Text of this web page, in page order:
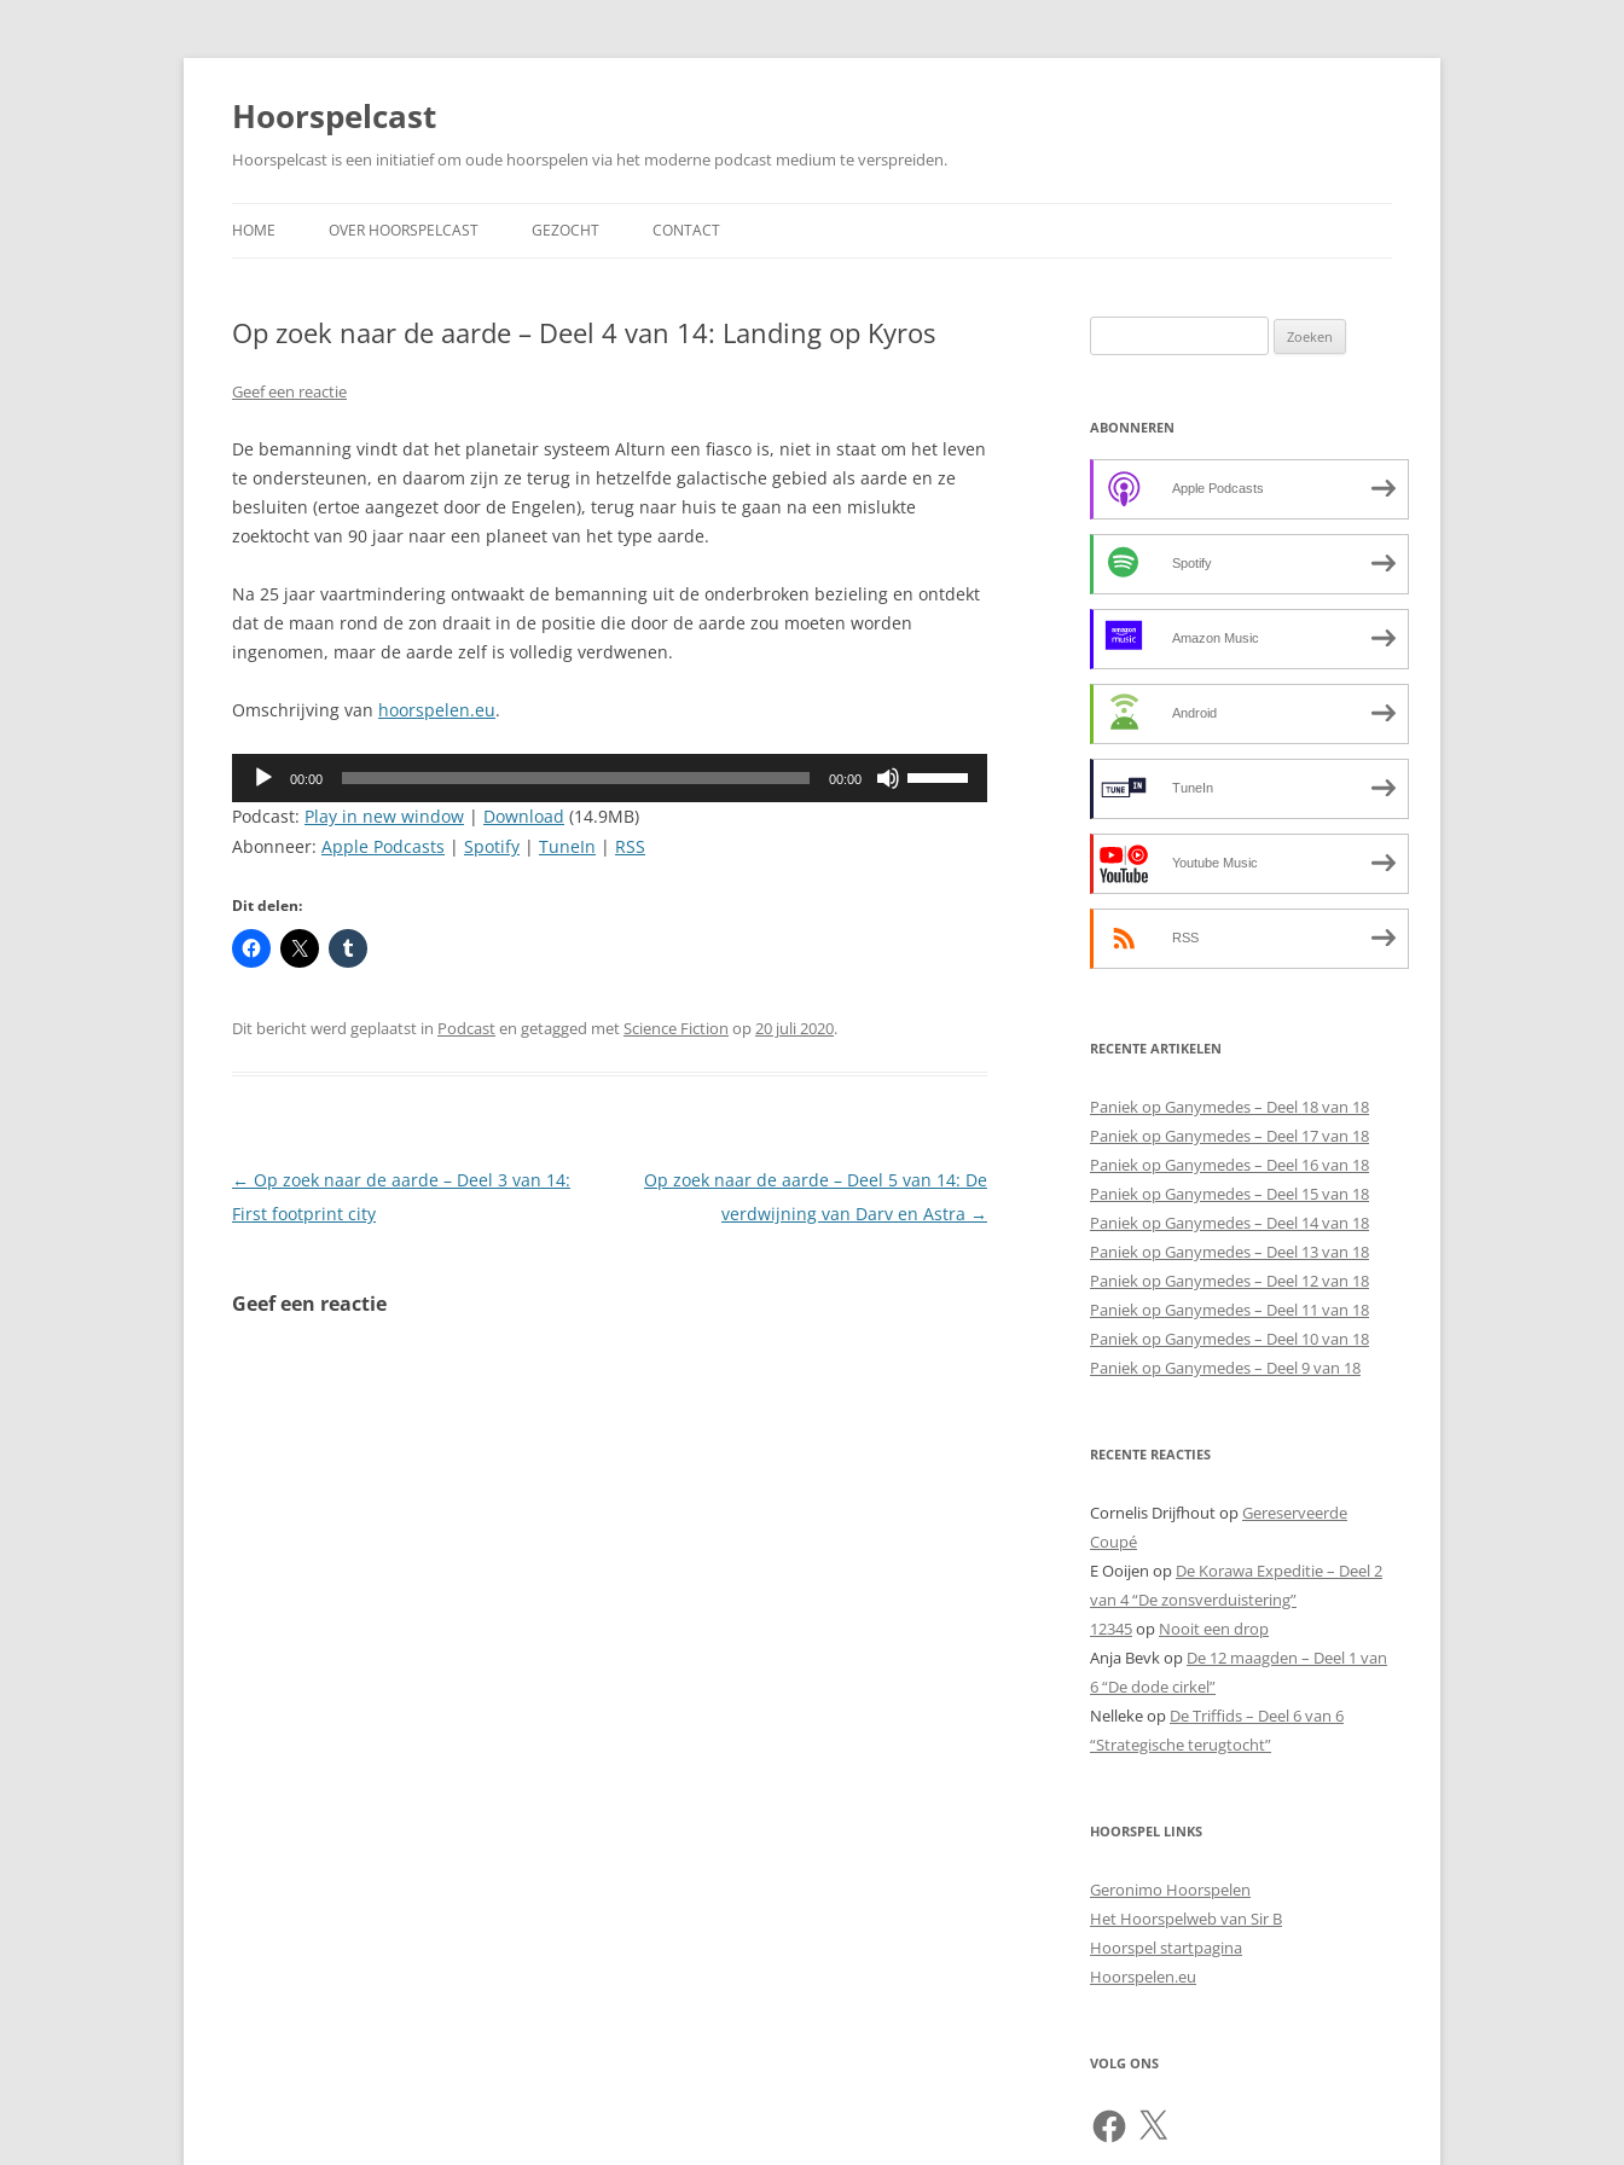
Ga
inhoud
Hoorspelcast
Hoorspelcast is een initiatief om oude hoorspelen via het moderne podcast medium te verspreiden.
HOME OVER HOORSPELCAST GEZOCHT CONTACT
Op zoek naar de aarde – Deel 4 van 14: Landing op Kyros
Geef een reactie
De bemanning vindt dat het planetair systeem Alturn een fiasco is, niet in staat om het leven
te ondersteunen, en daarom zijn ze terug in hetzelfde galactische gebied als aarde en ze
besluiten (ertoe aangezet door de Engelen), terug naar huis te gaan na een mislukte
zoektocht van 90 jaar naar een planeet van het type aarde.
Na 25 jaar vaartmindering ontwaakt de bemanning uit de onderbroken bezieling en ontdekt
dat de maan rond de zon draait in de positie die door de aarde zou moeten worden
ingenomen, maar de aarde zelf is volledig verdwenen.
Omschrijving van hoorspelen.eu.
Audiospeler
00:00 00:00
Podcast: Play in new window | Download (14.9MB)
Abonneer: Apple Podcasts | Spotify | TuneIn | RSS
Dit delen:
Dit bericht werd geplaatst in Podcasten getagged metScience Fiction op20 juli 2020.
Berichtnavigatie
← Op zoek naar de aarde – Deel 3 van 14:
First footprint city
Op zoek naar de aarde – Deel 5 van 14: De
verdwijning van Darv en Astra →
Geef een reactie
naar:
ABONNEREN
Apple Podcasts
Spotify
Amazon Music
Android
TuneIn
Youtube Music
RSS
RECENTE ARTIKELEN
Paniek op Ganymedes – Deel 18 van 18
Paniek op Ganymedes – Deel 17 van 18
Paniek op Ganymedes – Deel 16 van 18
Paniek op Ganymedes – Deel 15 van 18
Paniek op Ganymedes – Deel 14 van 18
Paniek op Ganymedes – Deel 13 van 18
Paniek op Ganymedes – Deel 12 van 18
Paniek op Ganymedes – Deel 11 van 18
Paniek op Ganymedes – Deel 10 van 18
Paniek op Ganymedes – Deel 9 van 18
RECENTE REACTIES
Cornelis DrijfhoutopGereserveerde
Coupé
E Ooijen op De Korawa Expeditie – Deel 2
van 4 “De zonsverduistering”
12345op Nooit een drop
Anja Bevkop De 12 maagden – Deel 1 van
6 “De dode cirkel”
Nellekeop De Triffids – Deel 6 van 6
“Strategische terugtocht”
HOORSPEL LINKS
Geronimo Hoorspelen
Het Hoorspelweb van Sir B
Hoorspel startpagina
Hoorspelen.eu
VOLG ONS
Facebook
X